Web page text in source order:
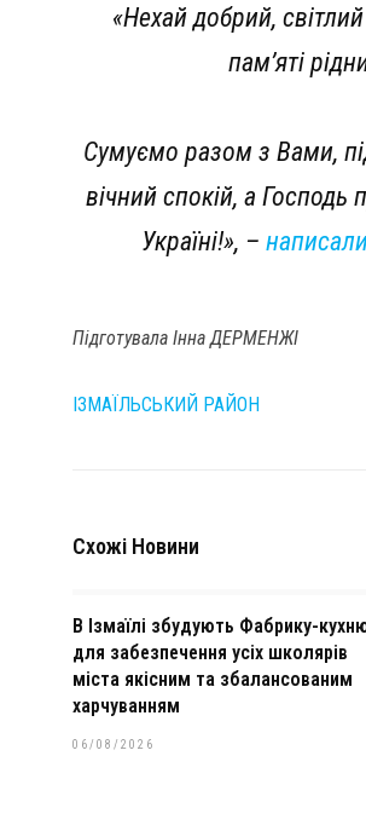
«Нехай добрий,
пам’яті
Сумуємо разом з Вами,
вічний спокій, а
Україні!», –
Підготувала Інна ДЕРМЕНЖІ
ІЗМАЇЛЬСЬКИЙ РАЙОН
Схожі Новини
В Ізмаїлі збудують Фабрику-
для забезпечення усіх школярів
міста якісним та збалансованим
харчуванням
06/08/2026